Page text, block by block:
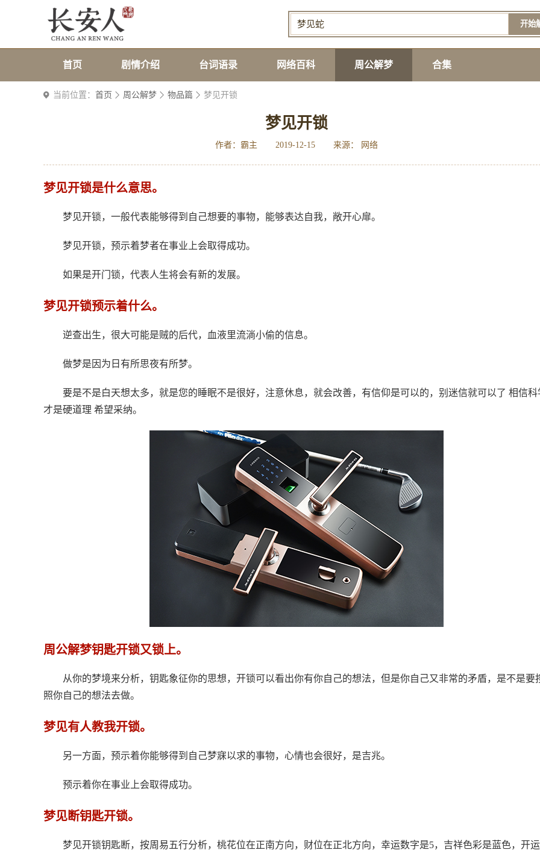
开始
首页 剧情介绍 台词语录 网络百科 周公解梦 合集
当前位置： 首页 周公解梦 物品篇 梦见开锁
梦见开锁
作者：霸主 2019-12-15 来源： 网络
梦见开锁是什么意思。
梦见开锁，一般代表能够得到自己想要的事物，能够表达自我，敞开心扉。
梦见开锁，预示着梦者在事业上会取得成功。
如果是开门锁，代表人生将会有新的发展。
梦见开锁预示着什么。
逆查出生，很大可能是贼的后代，血液里流淌小偷的信息。
做梦是因为日有所思夜有所梦。
要是不是白天想太多，就是您的睡眠不是很好，注意休息，就会改善，有信仰是可以的，别迷信就可以了 相信科
才是硬道理 希望采纳。
周公解梦钥匙开锁又锁上。
从你的梦境来分析，钥匙象征你的思想，开锁可以看出你有你自己的想法，但是你自己又非常的矛盾，是不是要
照你自己的想法去做。
梦见有人教我开锁。
另一方面，预示着你能够得到自己梦寐以求的事物，心情也会很好，是吉兆。
预示着你在事业上会取得成功。
梦见断钥匙开锁。
梦见开锁钥匙断，按周易五行分析，桃花位在正南方向，财位在正北方向，幸运数字是5，吉祥色彩是蓝色，开